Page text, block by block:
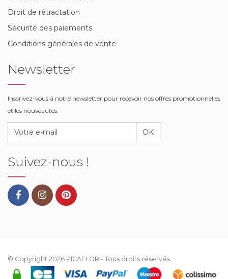
Droit de rétractation
Sécurité des paiements
Conditions générales de vente
Newsletter
Inscrivez-vous à notre newsletter pour recevoir nos offres promotionnelles
et les nouveautés.
OK
Suivez-nous !
© Copyright 2026 PICAFLOR - Tous droits réservés.